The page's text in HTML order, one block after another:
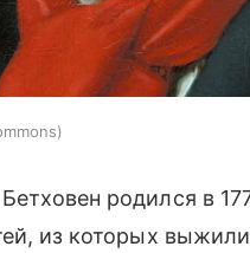
родился в
из которых